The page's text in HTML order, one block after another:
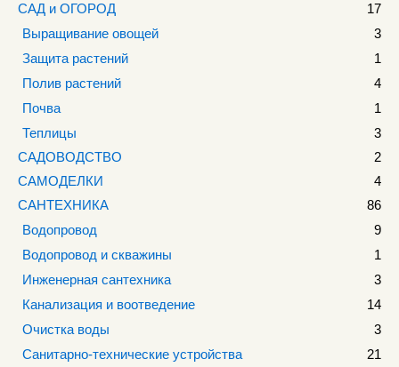
САД и ОГОРОД
17
Выращивание овощей
3
Защита растений
1
Полив растений
4
Почва
1
Теплицы
3
САДОВОДСТВО
2
САМОДЕЛКИ
4
САНТЕХНИКА
86
Водопровод
9
Водопровод и скважины
1
Инженерная сантехника
3
Канализация и воотведение
14
Очистка воды
3
Санитарно-технические устройства
21